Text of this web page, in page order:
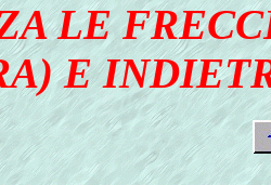
LE
E